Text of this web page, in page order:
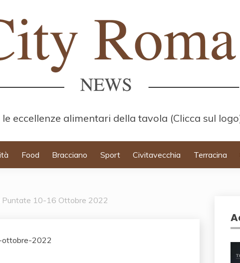
eccellenze alimentari della tavola (Clicca sul
Food Bracciano Sport Civitavecchia Terracina
Puntate 10-16 Ottobre 2022